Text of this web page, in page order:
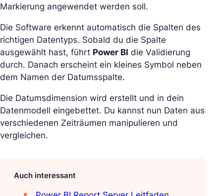
Markierung angewendet werden soll.
Die Software erkennt automatisch die Spalten des
richtigen Datentyps. Sobald du die Spalte
ausgewählt hast, führt Power BI die Validierung
durch. Danach erscheint ein kleines Symbol neben
dem Namen der Datumsspalte.
Die Datumsdimension wird erstellt und in dein
Datenmodell eingebettet. Du kannst nun Daten aus
verschiedenen Zeiträumen manipulieren und
vergleichen.
Auch interessant